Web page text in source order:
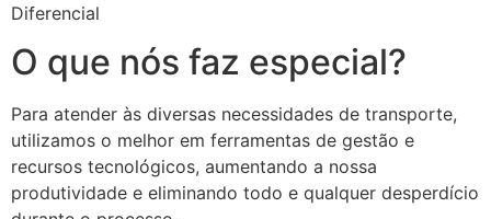
Diferencial
O que nós faz especial?
Para atender às diversas necessidades de transporte,
utilizamos o melhor em ferramentas de gestão e
recursos tecnológicos, aumentando a nossa
produtividade e eliminando todo e qualquer desperdício